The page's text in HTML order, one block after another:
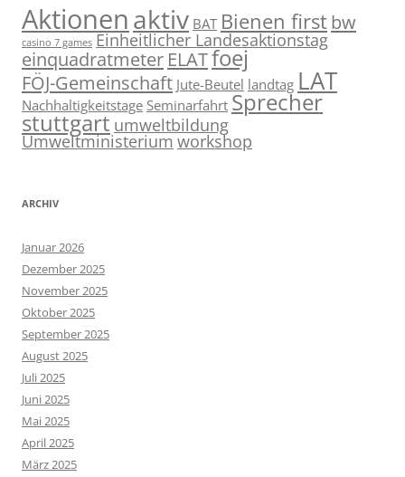
Aktionenaktiv BAT Bienen firstbw
casino 7 games Einheitlicher Landesaktionstag
einquadratmeter ELATfoej
FÖJ-Gemeinschaft Jute-Beutel landtag LAT
Nachhaltigkeitstage Seminarfahrt Sprecher
stuttgart umweltbildung
Umweltministerium workshop
ARCHIV
Januar 2026
Dezember 2025
November 2025
Oktober 2025
September 2025
August 2025
Juli 2025
Juni 2025
Mai 2025
April 2025
März 2025